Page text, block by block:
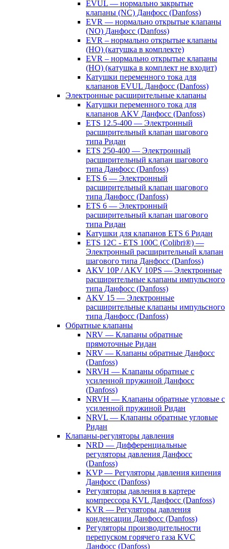
EVUL — нормально закрытые
клапаны (NC) Данфосс (Danfoss)
EVR — нормально открытые клапаны
(NO) Данфосс (Danfoss)
EVR – нормально открытые клапаны
(НО) (катушка в комплекте)
EVR – нормально открытые клапаны
(НО) (катушка в комплект не входит)
Катушки переменного тока для
клапанов EVUL Данфосс (Danfoss)
Электронные расширительные клапаны
Катушки переменного тока для
клапанов AKV Данфосс (Danfoss)
ETS 12.5-400 — Электронный
расширительный клапан шагового
типа Ридан
ETS 250-400 — Электронный
расширительный клапан шагового
типа Данфосс (Danfoss)
ETS 6 — Электронный
расширительный клапан шагового
типа Данфосс (Danfoss)
ETS 6 — Электронный
расширительный клапан шагового
типа Ридан
Катушки для клапанов ETS 6 Ридан
ETS 12C - ETS 100C (Colibri®) —
Электронный расширительный клапан
шагового типа Данфосс (Danfoss)
AKV 10P / AKV 10PS — Электронные
расширительные клапаны импульсного
типа Данфосс (Danfoss)
AKV 15 — Электронные
расширительные клапаны импульсного
типа Данфосс (Danfoss)
Обратные клапаны
NRV — Клапаны обратные
прямоточные Ридан
NRV — Клапаны обратные Данфосс
(Danfoss)
NRVH — Клапаны обратные с
усиленной пружиной Данфосс
(Danfoss)
NRVH — Клапаны обратные угловые с
усиленной пружиной Ридан
NRVL — Клапаны обратные угловые
Ридан
Клапаны-регуляторы давления
NRD — Дифференциальные
регуляторы давления Данфосс
(Danfoss)
KVP — Регуляторы давления кипения
Данфосс (Danfoss)
Регуляторы давления в картере
компрессора KVL Данфосс (Danfoss)
KVR — Регуляторы давления
конденсации Данфосс (Danfoss)
Регуляторы производительности
перепуском горячего газа KVC
Данфосс (Danfoss)